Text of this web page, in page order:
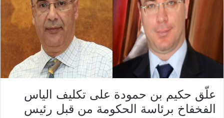
علّق حكيم بن حمودة على تكليف الياس
الفخفاخ برئاسة الحكومة من قبل رئيس